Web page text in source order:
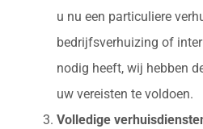
u nu een particuliere
bedrijfsverhuizing of
nodig heeft, wij hebben
uw vereisten te voldoen.
Volledige